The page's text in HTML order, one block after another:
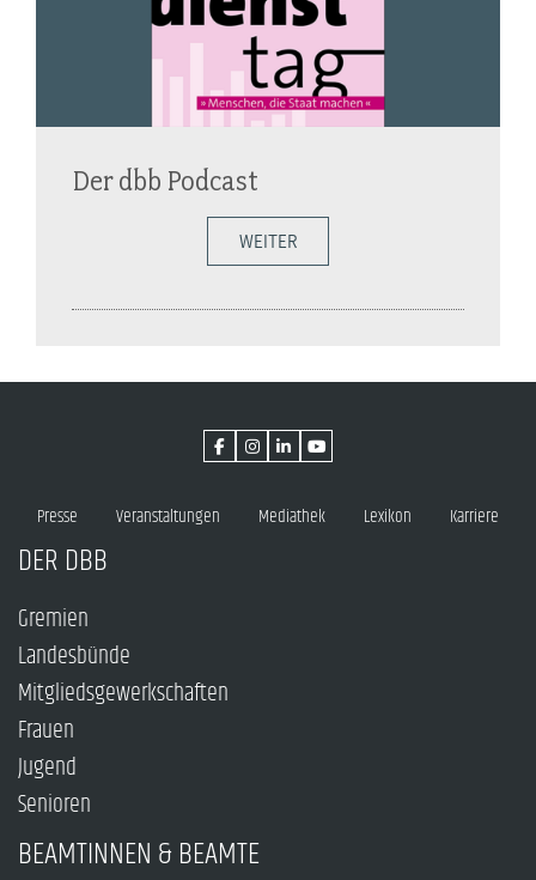
Der dbb Podcast
WEITER
Presse Veranstaltungen Mediathek Lexikon Karriere
DER DBB
Gremien
Landesbünde
Mitgliedsgewerkschaften
Frauen
Jugend
Senioren
BEAMTINNEN & BEAMTE